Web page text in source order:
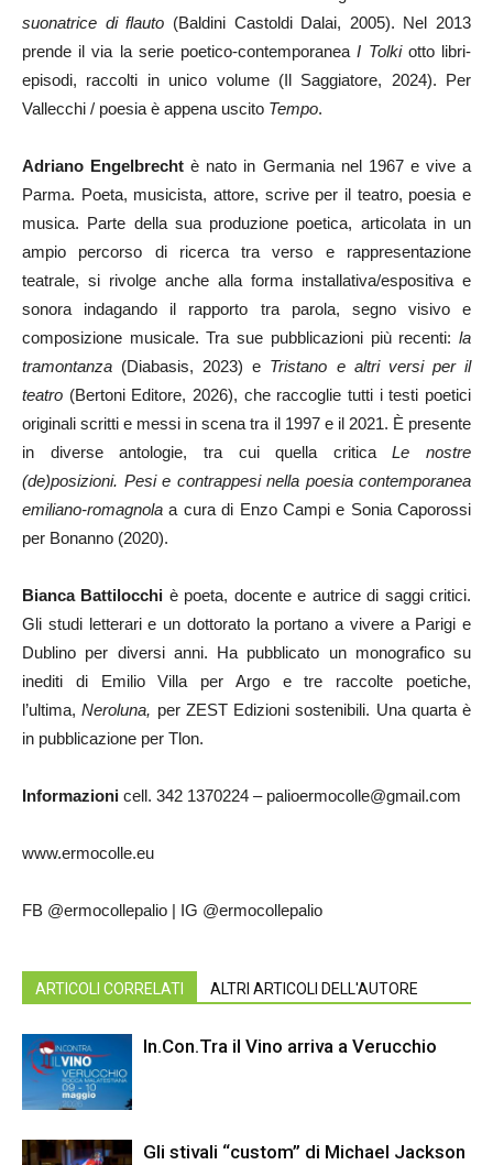
suonatrice di flauto (Baldini Castoldi Dalai, 2005). Nel 2013
prende il via la serie poetico-contemporaneaI Tolkiotto libri-
episodi, raccolti in unico volume (Il Saggiatore, 2024). Per
Vallecchi / poesia è appena uscito Tempo.
Adriano Engelbrecht è nato in Germania nel 1967 e vive a
Parma. Poeta, musicista, attore, scrive per il teatro, poesia e
musica. Parte della sua produzione poetica, articolata in un
ampio percorso di ricerca tra verso e rappresentazione
teatrale, si rivolge anche alla forma installativa/espositiva e
sonora indagando il rapporto tra parola, segno visivo e
composizione musicale. Tra sue pubblicazioni più recenti: la
tramontanza (Diabasis, 2023) e Tristano e altri versi per il
teatro (Bertoni Editore, 2026), che raccoglie tutti i testi poetici
originali scritti e messi in scena tra il 1997 e il 2021. È presente
in diverse antologie, tra cui quella criticaLe nostre
(de)posizioni. Pesi e contrappesi nella poesia contemporanea
emiliano-romagnola a cura di Enzo Campi e Sonia Caporossi
per Bonanno (2020).
Bianca Battilocchi è poeta, docente e autrice di saggi critici.
Gli studi letterari e un dottorato la portano a vivere a Parigi e
Dublino per diversi anni. Ha pubblicato un monografico su
inediti di Emilio Villa per Argo e tre raccolte poetiche,
l’ultima,Neroluna, per ZEST Edizioni sostenibili. Una quarta è
in pubblicazione per Tlon.
Informazioni cell. 342 1370224 – palioermocolle@gmail.com
www.ermocolle.eu
FB @ermocollepalio | IG @ermocollepalio
ARTICOLI CORRELATI ALTRI ARTICOLI DELL'AUTORE
In.Con.Tra il Vino arriva a Verucchio
Gli stivali “custom” di Michael Jackson